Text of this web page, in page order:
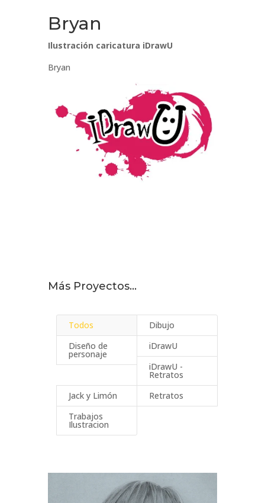
Bryan
Ilustración caricatura iDrawU
Bryan
Más Proyectos…
Todos
Dibujo
Diseño de
personaje
iDrawU
iDrawU -
Retratos
Jack y Limón
Retratos
Trabajos
Ilustracion